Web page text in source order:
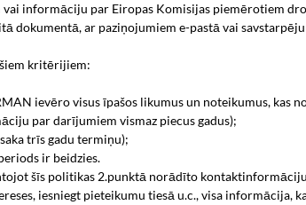
informāciju par Eiropas Komisijas piemērotiem
ar paziņojumiem e-pastā vai savstarpēju
kritērijiem:
ievēro visus īpašos likumus un noteikumus, kas
par darījumiem vismaz piecus gadus);
trīs gadu termiņu);
ir beidzies.
šīs politikas 2.punktā norādīto
iesniegt pieteikumu tiesā u.c., visa informācija,